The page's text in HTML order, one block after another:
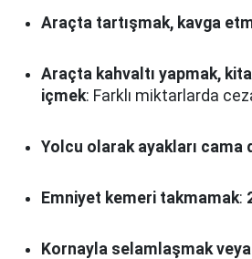
Araçta tartışmak, kavga
Araçta kahvaltı yapmak,
içmek: Farklı miktarlarda
Yolcu olarak ayakları cama
Emniyet kemeri takmamak:
Kornayla selamlaşmak